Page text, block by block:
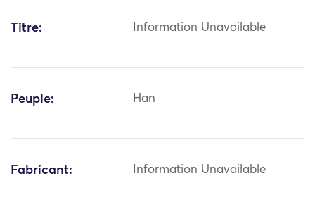
Titre: Information Unavailable
Peuple: Han
Fabricant: Information Unavailable